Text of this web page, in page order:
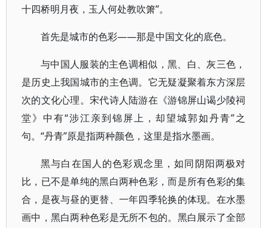
十四桥明月夜，玉人何处教吹箫”。
首先是城市的色彩——那是中国文化的底色。
与中国人服装的主色调相似，黑、白、灰三色，
是历史上我国城市的主色调。它无疑凝聚着东方深层
次的文化心理。宋代诗人陆游在《游锦屏山谒少陵祠
堂》中有“涉江亲到锦屏上，却望城郭如丹青”之
句。“丹青”原是指两种颜色，这里是指水墨画。
黑与白在国人的色彩观念里，如同阴阳两极对
比，已不是单纯的黑白两种色彩，而是所有色彩的集
合，是夜与昼的更替、一年四季轮换的体现。在水墨
画中，黑白两种色彩是无所不包的。黑白展示了全部